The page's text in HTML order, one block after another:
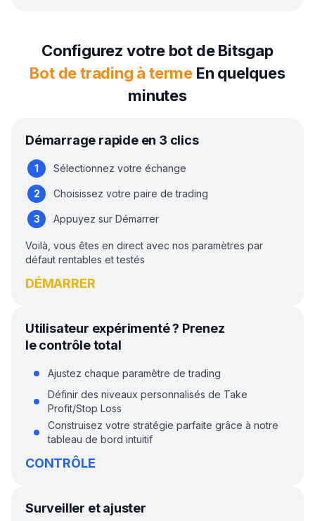
Configurez votre bot de Bitsgap
Bot de trading à terme En quelques
minutes
Démarrage rapide en 3 clics
Sélectionnez votre échange
Choisissez votre paire de trading
Appuyez sur Démarrer
Voilà, vous êtes en direct avec nos paramètres par
défaut rentables et testés
DÉMARRER
Utilisateur expérimenté ? Prenez
le contrôle total
Ajustez chaque paramètre de trading
Définir des niveaux personnalisés de Take
Profit/Stop Loss
Construisez votre stratégie parfaite grâce à notre
tableau de bord intuitif
CONTRÔLE
Surveiller et ajuster